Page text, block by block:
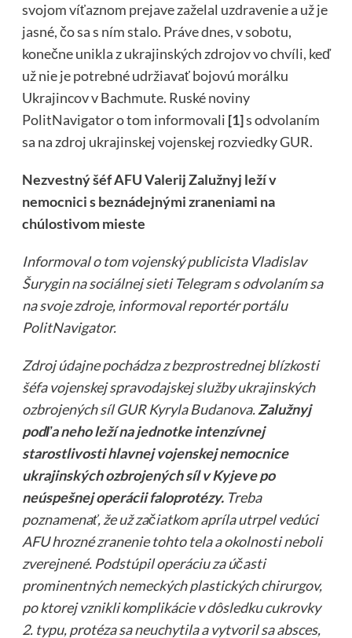
svojom víťaznom prejave zaželal uzdravenie a už je
jasné, čo sa s ním stalo. Práve dnes, v sobotu,
konečne unikla z ukrajinských zdrojov vo chvíli, keď
už nie je potrebné udržiavať bojovú morálku
Ukrajincov v Bachmute. Ruské noviny
PolitNavigator o tom informovali [1]s odvolaním
sa na zdroj ukrajinskej vojenskej rozviedky GUR.
Nezvestný šéf AFU Valerij Zalužnyj leží v
nemocnici s beznádejnými zraneniami na
chúlostivom mieste
Informoval o tom vojenský publicista Vladislav
Šurygin na sociálnej sieti Telegram s odvolaním sa
na svoje zdroje, informoval reportér portálu
PolitNavigator.
Zdroj údajne pochádza z bezprostrednej blízkosti
šéfa vojenskej spravodajskej služby ukrajinských
ozbrojených síl GUR Kyryla Budanova.Zalužnyj
podľa neho leží na jednotke intenzívnej
starostlivosti hlavnej vojenskej nemocnice
ukrajinských ozbrojených síl v Kyjeve po
neúspešnej operácii faloprotézy.Treba
poznamenať, že už začiatkom apríla utrpel vedúci
AFU hrozné zranenie tohto tela a okolnosti neboli
zverejnené. Podstúpil operáciu za účasti
prominentných nemeckých plastických chirurgov,
po ktorej vznikli komplikácie v dôsledku cukrovky
2. typu, protéza sa neuchytila a vytvoril sa absces,